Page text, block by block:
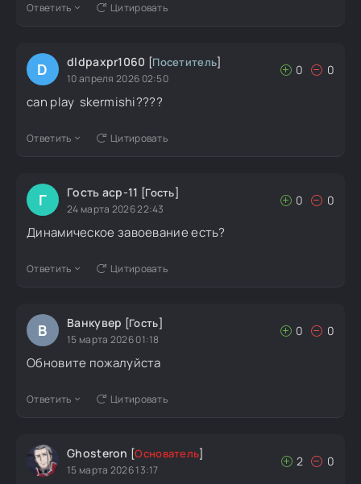
Ответить Цитировать
D dldpaxpr1060 [Посетитель]
10 апреля 2026 02:50
0 0
can play skermishi????
Ответить Цитировать
Г Гость aср-11 [Гость]
24 марта 2026 22:43
0 0
Динамическое завоевание есть?
Ответить Цитировать
В Ванкувер [Гость]
15 марта 2026 01:18
0 0
Обновите пожалуйста
Ответить Цитировать
Ghosteron [Основатель]
15 марта 2026 13:17
2 0